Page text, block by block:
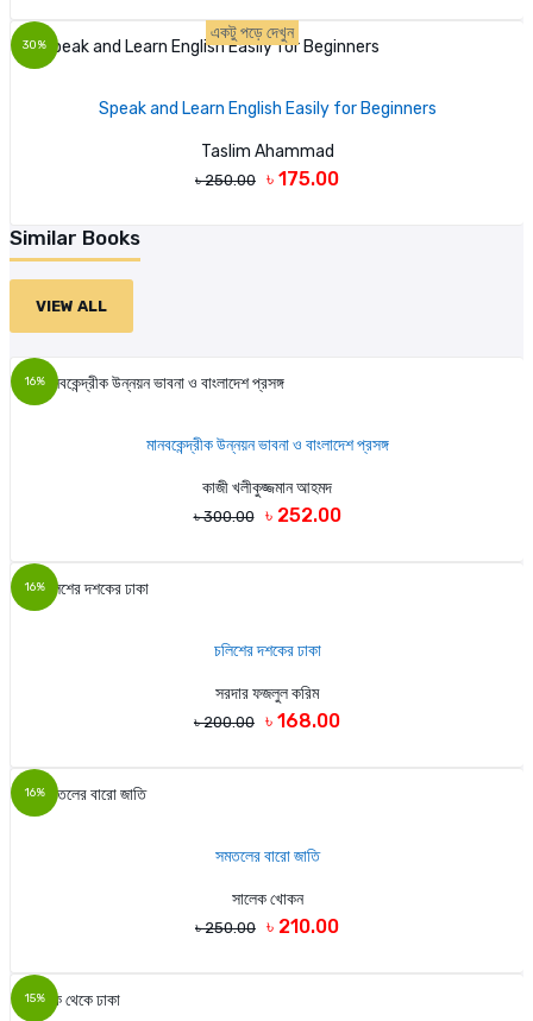
30%
একটু পড়ে দেখুন
Speak and Learn English Easily for Beginners
Taslim Ahammad
৳ 250.00 ৳ 175.00
Similar Books
VIEW ALL
16%
মানবকেন্দ্রীক উন্নয়ন ভাবনা ও বাংলাদেশ প্রসঙ্গ
কাজী খলীকুজ্জমান আহমদ
৳ 300.00 ৳ 252.00
16%
চলিশের দশকের ঢাকা
সরদার ফজলুল করিম
৳ 200.00 ৳ 168.00
16%
সমতলের বারো জাতি
সালেক খোকন
৳ 250.00 ৳ 210.00
15%